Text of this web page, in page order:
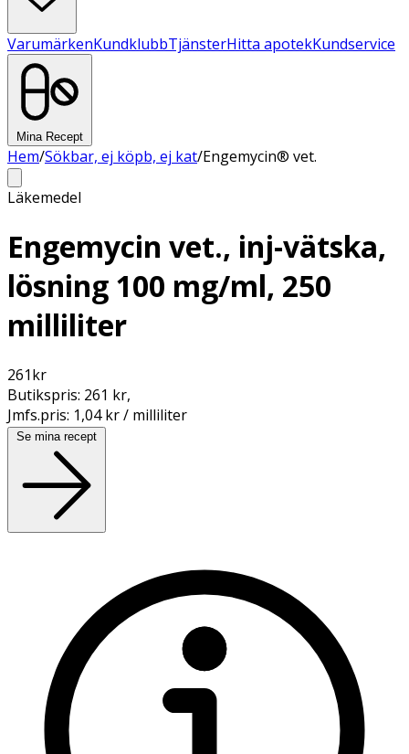
VarumärkenKundklubbTjänsterHitta apotekKundservice
Mina Recept
Hem/Sökbar, ej köpb, ej kat/Engemycin® vet.
Läkemedel
Engemycin vet., inj-vätska,
lösning 100 mg/ml, 250
milliliter
261kr
Butikspris: 261 kr,
Jmfs.pris: 1,04 kr / milliliter
Se mina recept